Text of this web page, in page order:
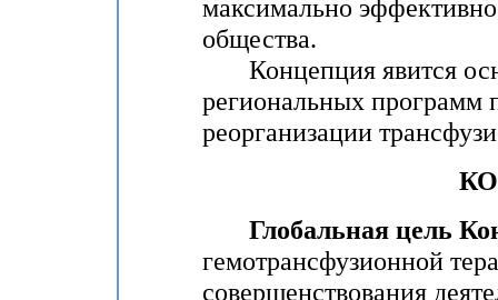
максимально эффективно
общества.
Концепция явится
региональных программ
реорганизации
Глобальная цель
гемотрансфузионной
совершенствования